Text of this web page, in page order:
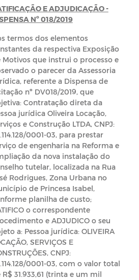
E ADJUDICAÇÃO -
Nº 018/2019
termos dos elementos
da respectiva Exposição
Motivos que instrui o processo e
o parecer da Assessoria
referente a Dispensa de
nº DV018/2019, que
Contratação direta da
jurídica Oliveira Locação,
e Construção LTDA, CNPJ:
0001-03, para prestar
de engenharia na Reforma e
da nova instalação do
tutelar, localizada na Rua
Rodrigues, Zona Urbana no
de Princesa Isabel,
planilha de custo;
o correspondente
e ADJUDICO o seu
a: Pessoa jurídica: OLIVEIRA
SERVIÇOS E
CNPJ:
0001-03, com o valor total
R$ 31.933,61 (trinta e um mil